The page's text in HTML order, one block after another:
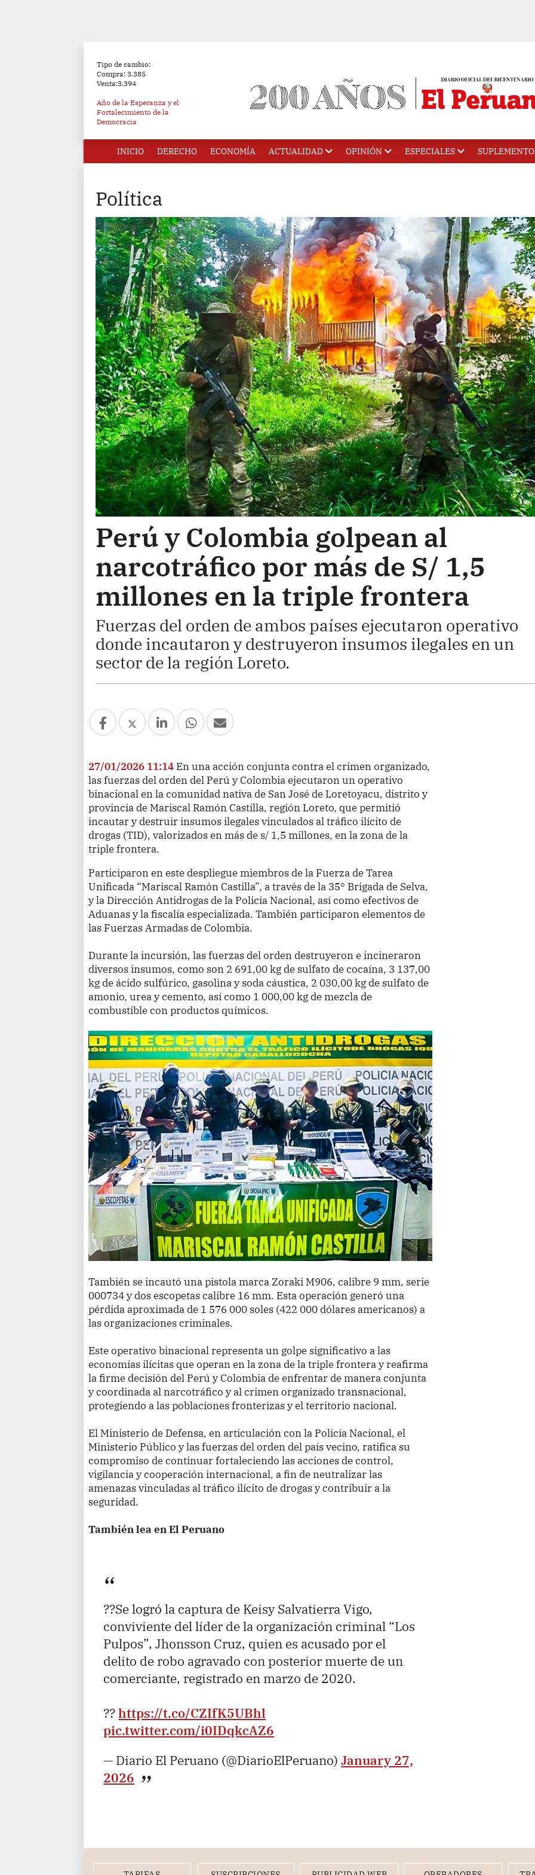
Tipo de cambio:
Compra: 3.385
Venta:3.394
Año de la Esperanza y el
Fortalecimiento de la
Democracia
INICIO DERECHO ECONOMÍA ACTUALIDAD OPINIÓN ESPECIALES
Política
Perú y Colombia golpean al
narcotráfico por más de S/ 1,5
millones en la triple frontera
Fuerzas del orden de ambos países ejecutaron operativo
donde incautaron y destruyeron insumos ilegales en un
sector de la región Loreto.
27/01/2026 11:14 En una acción conjunta contra el crimen organizado,
las fuerzas del orden del Perú y Colombia ejecutaron un operativo
binacional en la comunidad nativa de San José de Loretoyacu, distrito y
provincia de Mariscal Ramón Castilla, región Loreto, que permitió
incautar y destruir insumos ilegales vinculados al tráfico ilícito de
drogas (TID), valorizados en más de s/ 1,5 millones, en la zona de la
triple frontera.
Participaron en este despliegue miembros de la Fuerza de Tarea
Unificada “Mariscal Ramón Castilla”, a través de la 35° Brigada de Selva,
y la Dirección Antidrogas de la Policía Nacional, así como efectivos de
Aduanas y la fiscalía especializada. También participaron elementos de
las Fuerzas Armadas de Colombia.
Durante la incursión, las fuerzas del orden destruyeron e incineraron
diversos insumos, como son 2 691,00 kg de sulfato de cocaína, 3 137,00
kg de ácido sulfúrico, gasolina y soda cáustica, 2 030,00 kg de sulfato de
amonio, urea y cemento, así como 1 000,00 kg de mezcla de
combustible con productos químicos.
También se incautó una pistola marca Zoraki M906, calibre 9 mm, serie
000734 y dos escopetas calibre 16 mm. Esta operación generó una
pérdida aproximada de 1 576 000 soles (422 000 dólares americanos) a
las organizaciones criminales.
Este operativo binacional representa un golpe significativo a las
economías ilícitas que operan en la zona de la triple frontera y reafirma
la firme decisión del Perú y Colombia de enfrentar de manera conjunta
y coordinada al narcotráfico y al crimen organizado transnacional,
protegiendo a las poblaciones fronterizas y el territorio nacional.
El Ministerio de Defensa, en articulación con la Policía Nacional, el
Ministerio Público y las fuerzas del orden del país vecino, ratifica su
compromiso de continuar fortaleciendo las acciones de control,
vigilancia y cooperación internacional, a fin de neutralizar las
amenazas vinculadas al tráfico ilícito de drogas y contribuir a la
seguridad.
También lea en El Peruano
??Se logró la captura de Keisy Salvatierra Vigo,
conviviente del líder de la organización criminal “Los
Pulpos”, Jhonsson Cruz, quien es acusado por el
delito de robo agravado con posterior muerte de un
comerciante, registrado en marzo de 2020.
??https://t.co/CZIfK5UBhl
pic.twitter.com/i0IDqkcAZ6
— Diario El Peruano (@DiarioElPeruano)January 27,
2026